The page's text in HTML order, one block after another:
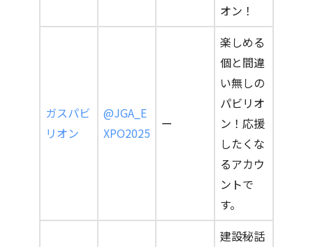
オン！
ガスパビ
リオン
@JGA_E
XPO2025
ー
楽しめる
個と間違
い無しの
パビリオ
ン！応援
したくな
るアカウ
ントで
す。
建設秘話